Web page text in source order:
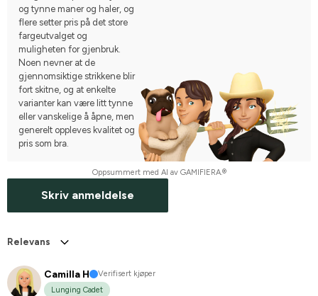
og tynne maner og haler, og
flere setter pris på det store
fargeutvalget og
muligheten for gjenbruk.
Noen nevner at de
gjennomsiktige strikkene blir
fort skitne, og at enkelte
varianter kan være litt tynne
eller vanskelige å åpne, men
generelt oppleves kvalitet og
pris som bra.
Oppsummert med AI av GAMIFIERA.®
Skriv anmeldelse
Relevans
Camilla H
Verifisert kjøper
Lunging Cadet